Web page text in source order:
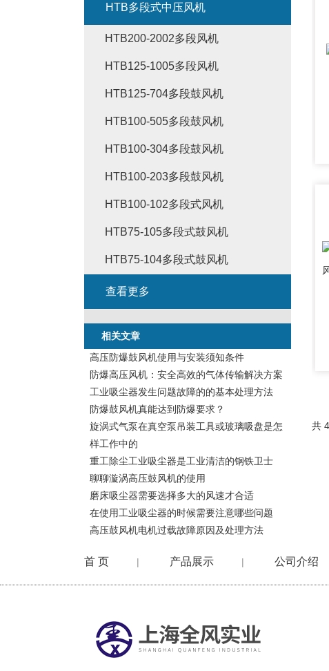
共
HTB多段式中压风机
HTB200-2002多段风机
HTB125-1005多段风机
HTB125-704多段鼓风机
HTB100-505多段鼓风机
HTB100-304多段鼓风机
HTB100-203多段鼓风机
HTB100-102多段式风机
HTB75-105多段式鼓风机
HTB75-104多段式鼓风机
查看更多
相关文章
高压防爆鼓风机使用与安装须知条件
防爆高压风机：安全高效的气体传输解决方案
工业吸尘器发生问题故障的的基本处理方法
防爆鼓风机真能达到防爆要求？
旋涡式气泵在真空泵吊装工具或玻璃吸盘是怎
样工作中的
重工除尘工业吸尘器是工业清洁的钢铁卫士
聊聊漩涡高压鼓风机的使用
磨床吸尘器需要选择多大的风速才合适
在使用工业吸尘器的时候需要注意哪些问题
高压鼓风机电机过载故障原因及处理方法
首 页 | 产品展示 | 公司介绍